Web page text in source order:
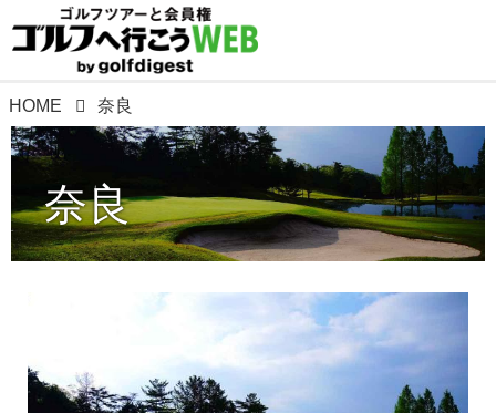
HOME 奈良
奈良